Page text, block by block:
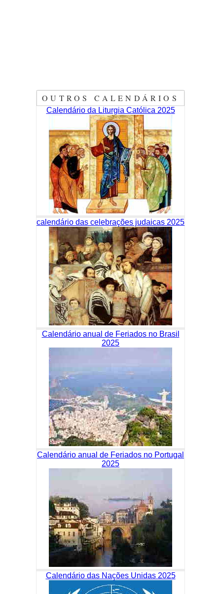
OUTROS CALENDÁRIOS
Calendário da Liturgia Católica 2025
calendário das celebrações judaicas 2025
Calendário anual de Feriados no Brasil
2025
Calendário anual de Feriados no Portugal
2025
Calendário das Nações Unidas 2025